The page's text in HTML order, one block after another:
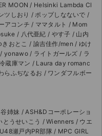
MOON / Helsinki Lambda Cl
しおり / ポップしなないで /
アコンチ / ママタルト / Mom
/ 八代亜紀 / やす子 / 山内
おとこ / 諭吉佳作/men / ゆけ
yonawo / ライトガールズ / ラ
蔵庫マン / Laura day romanc
らふぢなるお / ワンダフルボー
姉妹 / ASH&Dコーポレーショ
とうせいこう / Wienners / ウエ
瀬戸内PR部隊 / MPC GIRL